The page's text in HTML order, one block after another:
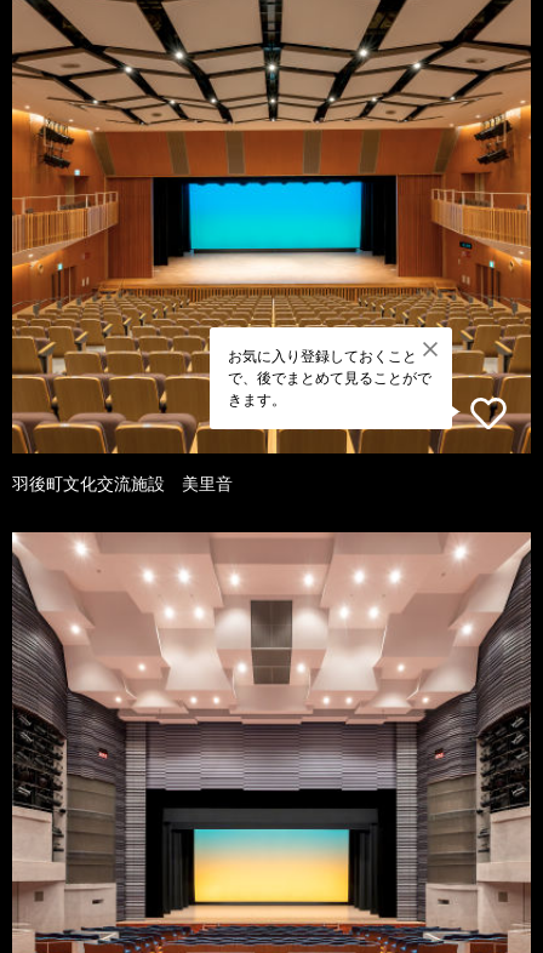
お気に入り登録しておくこと
で、後でまとめて見ることがで
きます。
羽後町文化交流施設 美里音